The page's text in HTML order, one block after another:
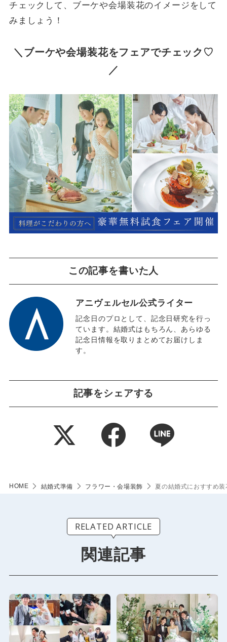
チェックして、ブーケや会場装花のイメージをして
みましょう！
＼ブーケや会場装花をフェアでチェック♡
／
この記事を書いた人
アニヴェルセル公式ライター
記念日のプロとして、記念日研究を行っ
ています。結婚式はもちろん、あらゆる
記念日情報を取りまとめてお届けしま
す。
記事をシェアする
HOME 結婚式準備 フラワー・会場装飾 夏の結婚式におすすめ
RELATED ARTICLE
関連記事